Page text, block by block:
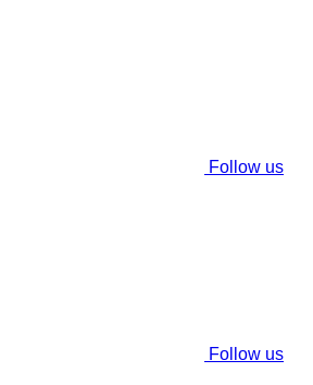
Follow us
Follow us